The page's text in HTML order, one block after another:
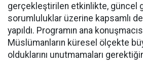
gerçekleştirilen etkinlikte, güncel
sorumluluklar üzerine kapsamlı
yapıldı. Programın ana
Müslümanların küresel ölçekte
olduklarını unutmamaları